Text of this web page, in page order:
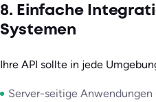
8. Einfache
Systemen
Ihre API sollte in jede
Server-seitige Anwendungen